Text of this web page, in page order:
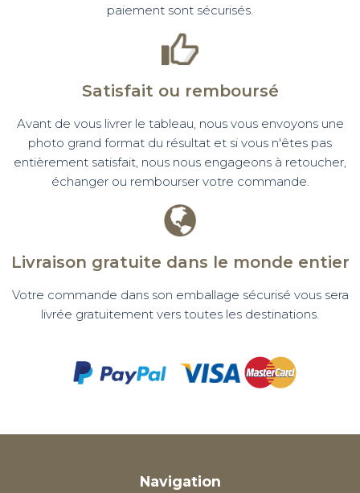
paiement sont sécurisés.
Satisfait ou remboursé
Avant de vous livrer le tableau, nous vous envoyons une
photo grand format du résultat et si vous n'êtes pas
entièrement satisfait, nous nous engageons à retoucher,
échanger ou rembourser votre commande.
Livraison gratuite dans le monde entier
Votre commande dans son emballage sécurisé vous sera
livrée gratuitement vers toutes les destinations.
Navigation